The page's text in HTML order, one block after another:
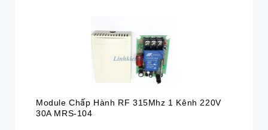
Module Chấp Hành RF 315Mhz 1 Kênh 220V
30A MRS-104